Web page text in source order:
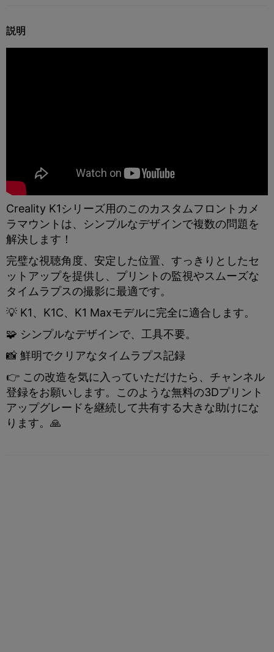
説明
Creality K1シリーズ用のこのカスタムフロントカメ
ラマウントは、シンプルなデザインで複数の問題を
解決します！
完璧な視聴角度、安定した位置、すっきりとしたセ
ットアップを提供し、プリントの監視やスムーズな
タイムラプスの撮影に最適です。
💡 K1、K1C、K1 Maxモデルに完全に適合します。
🧩 シンプルなデザインで、工具不要。
📸 鮮明でクリアなタイムラプス記録
👉 この改造を気に入っていただけたら、チャンネル
登録をお願いします。このような無料の3Dプリント
アップグレードを継続して共有する大きな助けにな
ります。🙏